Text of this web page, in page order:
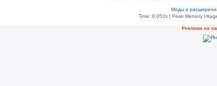
Моды и
Time: 0.052s| Peak Memory
Реклама на